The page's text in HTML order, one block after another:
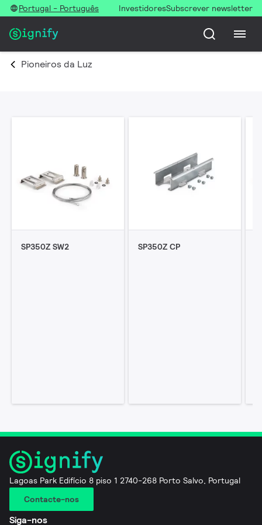
Portugal - Português InvestidoresSubscrever newsletter
Pioneiros da Luz
SP350Z SW2 SP350Z CP
Lagoas Park Edifício 8 piso 1 2740-268 Porto Salvo, Portugal
Contacte-nos
Siga-nos